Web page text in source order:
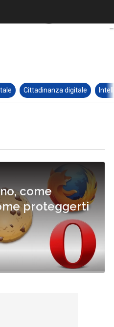
Cittadinanza digitale
come
proteggerti